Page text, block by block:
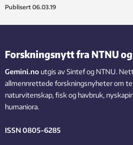
Publisert 06.03.19
Forskningsnytt fra NTNU og
Gemini.no utgis av Sintef og NTNU.
allmennrettede forskningsnyheter om
naturvitenskap, fisk og havbruk,
humaniora.
ISSN 0805-6285